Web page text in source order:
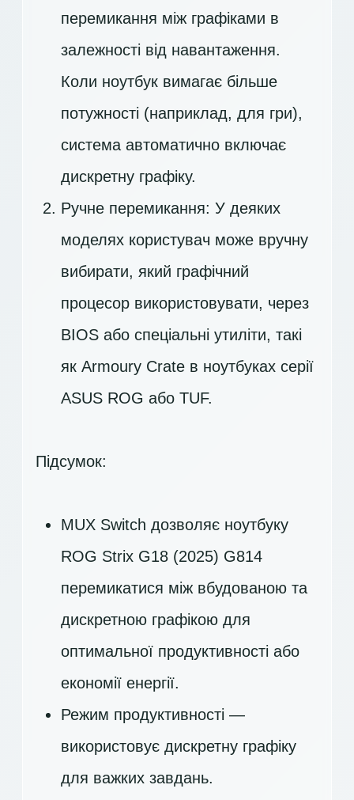
перемикання між графіками в
залежності від навантаження.
Коли ноутбук вимагає більше
потужності (наприклад, для гри),
система автоматично включає
дискретну графіку.
Ручне перемикання: У деяких
моделях користувач може вручну
вибирати, який графічний
процесор використовувати, через
BIOS або спеціальні утиліти, такі
як Armoury Crate в ноутбуках серії
ASUS ROG або TUF.
Підсумок:
MUX Switch дозволяє ноутбуку
ROG Strix G18 (2025) G814
перемикатися між вбудованою та
дискретною графікою для
оптимальної продуктивності або
економії енергії.
Режим продуктивності —
використовує дискретну графіку
для важких завдань.